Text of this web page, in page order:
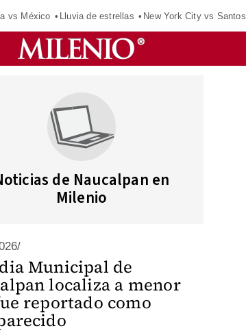
vs México Lluvia de estrellas New York City vs Santos
de Naucalpan en
Milenio
Municipal de
localiza a menor
reportado como